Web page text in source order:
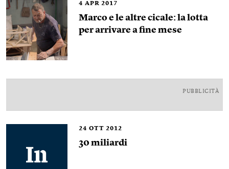
4 APR 2017
Marco e le altre cicale: la lotta
per arrivare a fine mese
PUBBLICITÀ
24 OTT 2012
30 miliardi